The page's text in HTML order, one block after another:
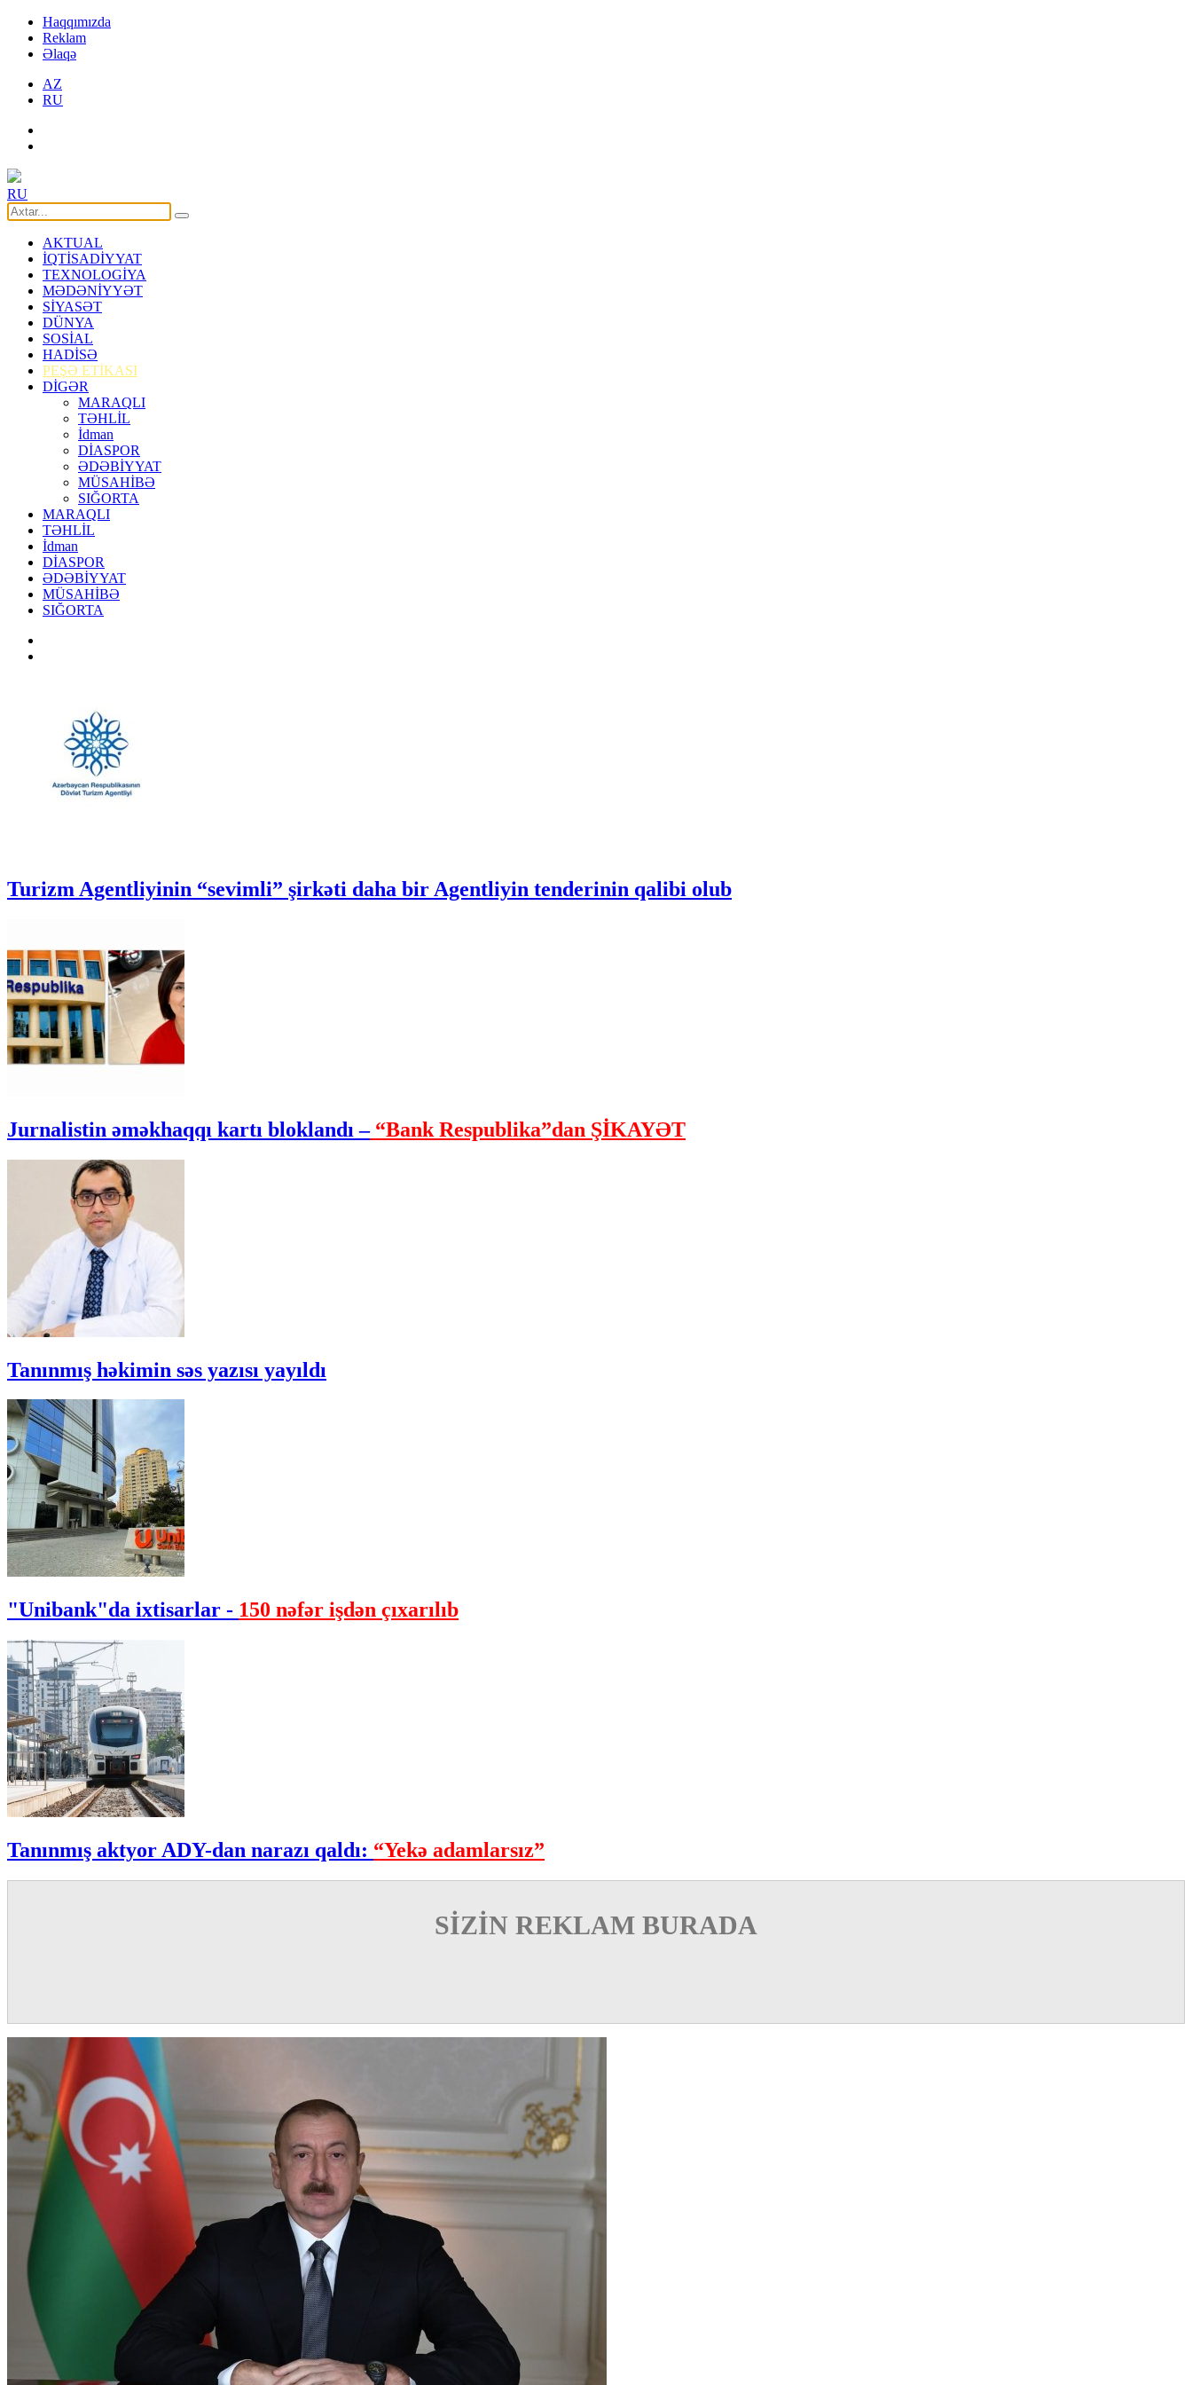
Haqqımızda
Reklam
Əlaqə
AZ
RU
RU
AKTUAL
İQTİSADİYYAT
TEXNOLOGİYA
MƏDƏNİYYƏT
SİYASƏT
DÜNYA
SOSİAL
HADİSƏ
PEŞƏ ETİKASI
DİGƏR
MARAQLI
TƏHLİL
İdman
DİASPOR
ƏDƏBİYYAT
MÜSAHİBƏ
SIĞORTA
MARAQLI
TƏHLİL
İdman
DİASPOR
ƏDƏBİYYAT
MÜSAHİBƏ
SIĞORTA
Turizm Agentliyinin “sevimli” şirkəti daha bir Agentliyin tenderinin qalibi olub
Jurnalistin əməkhaqqı kartı bloklandı –“Bank Respublika”dan ŞİKAYƏT
Tanınmış həkimin səs yazısı yayıldı
"Unibank"da ixtisarlar - 150 nəfər işdən çıxarılıb
Tanınmış aktyor ADY-dan narazı qaldı: “Yekə adamlarsız”
SİZİN REKLAM BURADA